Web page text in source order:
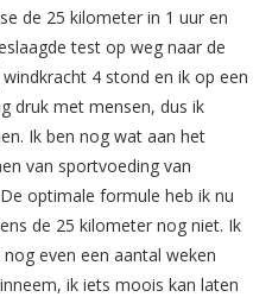
de 25 kilometer in 1 uur en
test op weg naar de
4 stond en ik op een
druk met mensen, dus ik
Ik ben nog wat aan het
van sportvoeding van
optimale formule heb ik nu
de 25 kilometer nog niet. Ik
even een aantal weken
ik iets moois kan laten